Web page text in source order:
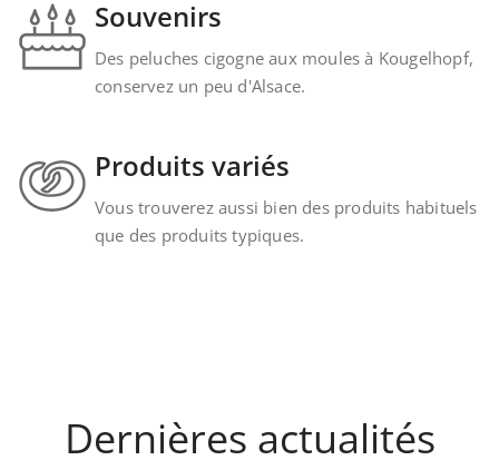
Souvenirs
Des peluches cigogne aux moules à Kougelhopf,
conservez un peu d'Alsace.
Produits variés
Vous trouverez aussi bien des produits habituels
que des produits typiques.
Dernières actualités